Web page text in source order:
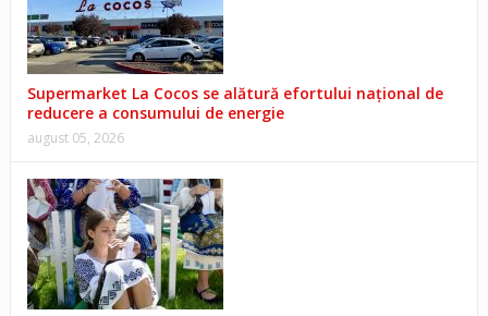
Supermarket La Cocos se alătură efortului național de
reducere a consumului de energie
august 05, 2026